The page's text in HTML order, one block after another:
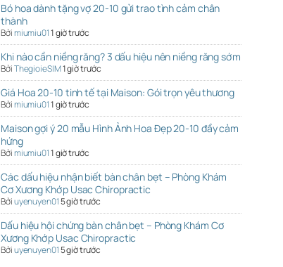
Bó hoa dành tặng vợ 20-10 gửi trao tình cảm chân
thành
Bởimiumiu011 giờ trước
Khi nào cần niềng răng? 3 dấu hiệu nên niềng răng sớm
BởiThegioieSIM1 giờ trước
Giá Hoa 20-10 tinh tế tại Maison: Gói trọn yêu thương
Bởimiumiu011 giờ trước
Maison gợi ý 20 mẫu Hình Ảnh Hoa Đẹp 20-10 đầy cảm
hứng
Bởimiumiu011 giờ trước
Các dấu hiệu nhận biết bàn chân bẹt – Phòng Khám
Cơ Xương Khớp Usac Chiropractic
Bởiuyenuyen015 giờ trước
Dấu hiệu hội chứng bàn chân bẹt – Phòng Khám Cơ
Xương Khớp Usac Chiropractic
Bởiuyenuyen015 giờ trước